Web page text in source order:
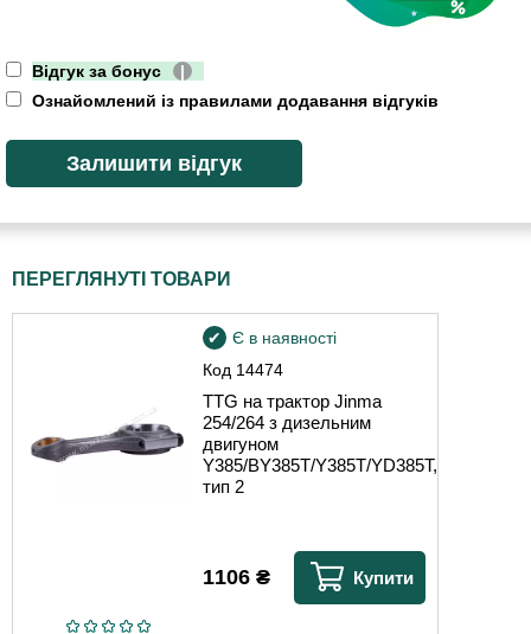
Відгук за бонус
|
Ознайомлений із правилами додавання відгуків
ПЕРЕГЛЯНУТІ ТОВАРИ
Код 14474
Є в наявності
TTG на трактор Jinma
254/264 з дизельним
двигуном
Y385/BY385T/Y385T/YD385T,
тип 2
1106 ₴ Купити